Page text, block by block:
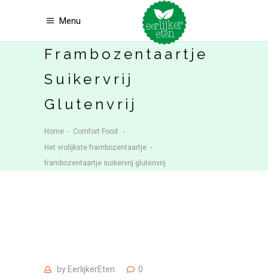
Menu
Frambozentaartje
Suikervrij
Glutenvrij
Home - Comfort Food
-
Het vrolijkste frambozentaartje -
frambozentaartje suikervrij glutenvrij
by EerlijkerEten 0